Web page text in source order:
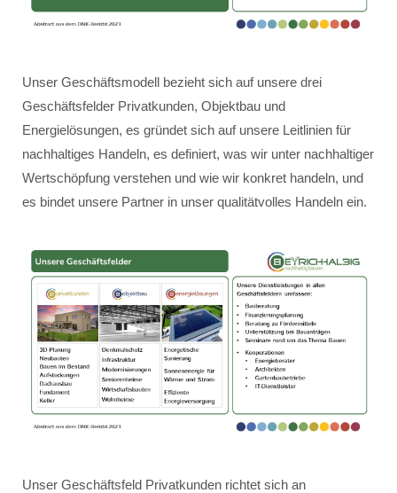
Unser Geschäftsmodell bezieht sich auf unsere drei
Geschäftsfelder Privatkunden, Objektbau und
Energielösungen, es gründet sich auf unsere Leitlinien für
nachhaltiges Handeln, es definiert, was wir unter nachhaltiger
Wertschöpfung verstehen und wie wir konkret handeln, und
es bindet unsere Partner in unser qualitätvolles Handeln ein.
Unser Geschäftsfeld Privatkunden richtet sich an